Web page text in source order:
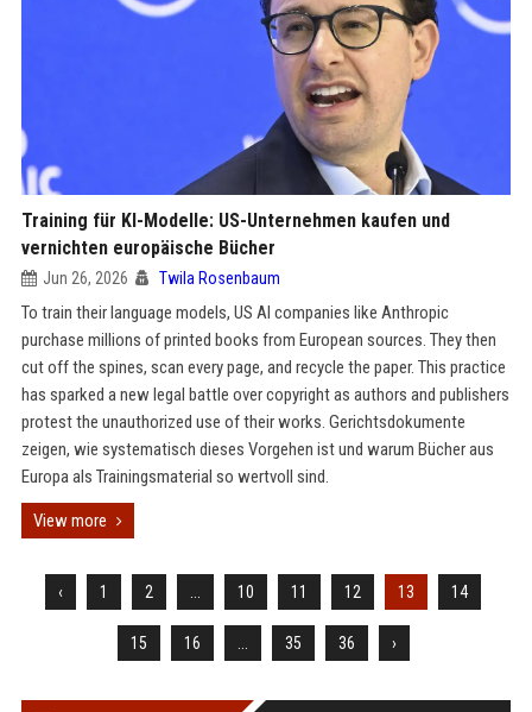
Training für KI-Modelle: US-Unternehmen kaufen und
vernichten europäische Bücher
Jun 26, 2026 Twila Rosenbaum
To train their language models, US AI companies like Anthropic
purchase millions of printed books from European sources. They then
cut off the spines, scan every page, and recycle the paper. This practice
has sparked a new legal battle over copyright as authors and publishers
protest the unauthorized use of their works. Gerichtsdokumente
zeigen, wie systematisch dieses Vorgehen ist und warum Bücher aus
Europa als Trainingsmaterial so wertvoll sind.
View more
‹ 1 2 10 11 12 13 14
15 16 35 36 ›